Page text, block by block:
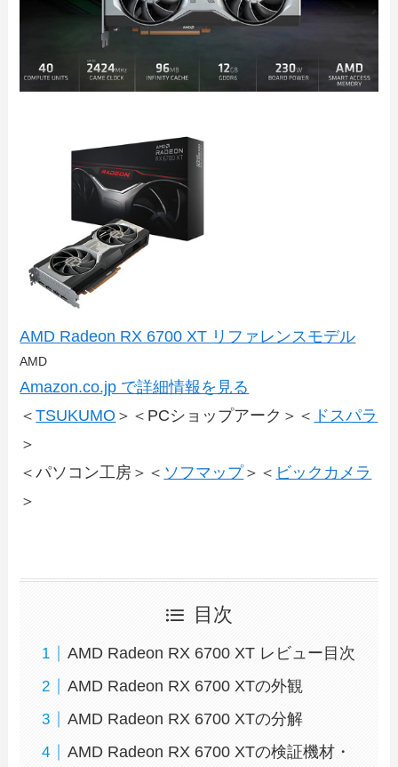
AMD Radeon RX 6700 XT リファレンスモデル
AMD
Amazon.co.jp で詳細情報を見る
＜TSUKUMO ＞＜PCショップアーク＞＜ ドスパラ
＞
＜パソコン工房＞＜ ソフマップ＞＜ ビックカメラ
＞
目次
AMD Radeon RX 6700 XT レビュー目次
AMD Radeon RX 6700 XTの外観
AMD Radeon RX 6700 XTの分解
AMD Radeon RX 6700 XTの検証機材・